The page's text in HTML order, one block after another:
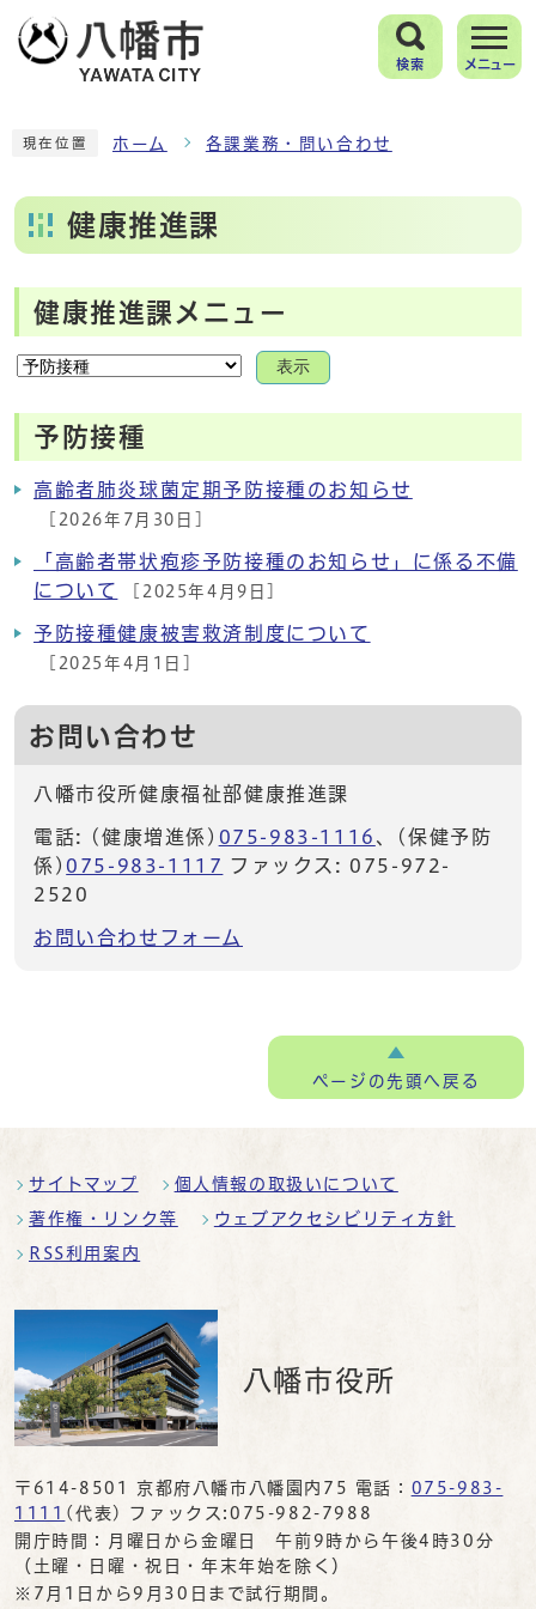
検索 メニュー
現在位置 ホーム 各課業務・問い合わせ
健康推進課
健康推進課メニュー
表示
予防接種
高齢者肺炎球菌定期予防接種のお知らせ
[2026年7月30日]
「高齢者帯状疱疹予防接種のお知らせ」に係る不備
について
[2025年4月9日]
予防接種健康被害救済制度について
[2025年4月1日]
お問い合わせ
八幡市役所健康福祉部健康推進課
電話: (健康増進係) 075-983-1116 、(保健予防
係) 075-983-1117 ファックス: 075-972-
2520
お問い合わせフォーム
ページの先頭へ戻る
サイトマップ 個人情報の取扱いについて
著作権・リンク等 ウェブアクセシビリティ方針
RSS利用案内
八幡市役所
〒614-8501 京都府八幡市八幡園内75 電話： 075-983-
1111 (代表) ファックス:075-982-7988
開庁時間：月曜日から金曜日 午前9時から午後4時30分
（土曜・日曜・祝日・年末年始を除く）
※7月1日から9月30日まで試行期間。